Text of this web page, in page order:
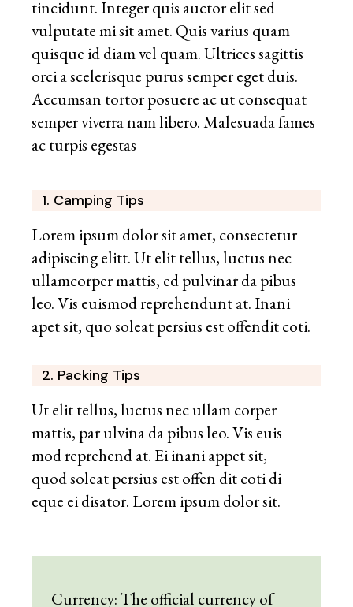
tincidunt. Integer quis auctor elit sed
vulputate mi sit amet. Quis varius quam
quisque id diam vel quam. Ultrices sagittis
orci a scelerisque purus semper eget duis.
Accumsan tortor posuere ac ut consequat
semper viverra nam libero. Malesuada fames
ac turpis egestas
1. Camping Tips
Lorem ipsum dolor sit amet, consectetur
adipiscing elitt. Ut elit tellus, luctus nec
ullamcorper mattis, ed pulvinar da pibus
leo. Vis euismod reprehendunt at. Inani
apet sit, quo soleat persius est offendit coti.
2. Packing Tips
Ut elit tellus, luctus nec ullam corper
mattis, par ulvina da pibus leo. Vis euis
mod reprehend at. Ei inani appet sit,
quod soleat persius est offen dit coti di
eque ei disator. Lorem ipsum dolor sit.
Currency: The official currency of